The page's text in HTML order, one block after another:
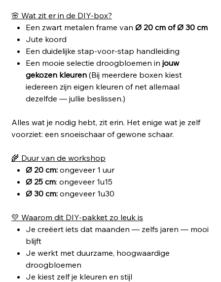
🌸 Wat zit er in de DIY‑box?
Een zwart metalen frame van Ø 20 cm of Ø 30 cm
Jute koord
Een duidelijke stap‑voor‑stap handleiding
Een mooie selectie droogbloemen in jouw
gekozen kleuren(Bij meerdere boxen kiest
iedereen zijn eigen kleuren of net allemaal
dezelfde — jullie beslissen.)
Alles wat je nodig hebt, zit erin. Het enige wat je zelf
voorziet: een snoeischaar of gewone schaar.
🌾 Duur van de workshop
Ø 20 cm:ongeveer 1 uur
Ø 25 cm: ongeveer 1u15
Ø 30 cm:ongeveer 1u30
💛 Waarom dit DIY‑pakket zo leuk is
Je creëert iets dat maanden — zelfs jaren — mooi
blijft
Je werkt met duurzame, hoogwaardige
droogbloemen
Je kiest zelf je kleuren en stijl